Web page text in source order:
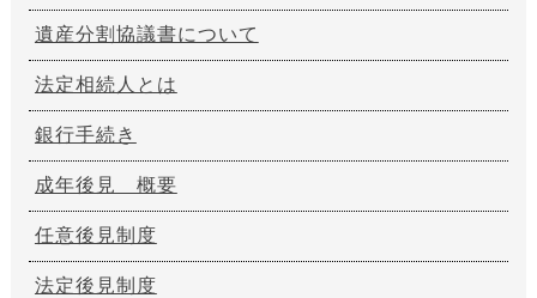
遺産分割協議書について
法定相続人とは
銀行手続き
成年後見 概要
任意後見制度
法定後見制度